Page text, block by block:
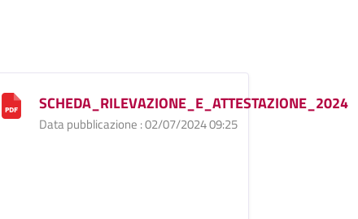
SCHEDA_RILEVAZIONE_E_ATTESTAZIONE_2024
Data pubblicazione : 02/07/2024 09:25